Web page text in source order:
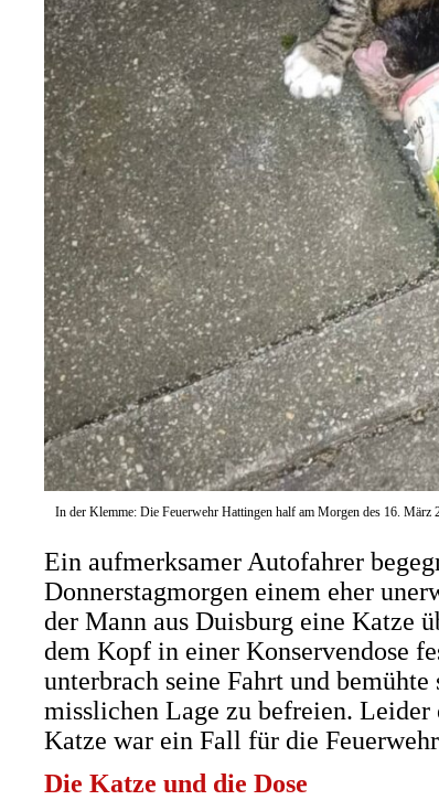
In der Klemme: Die Feuerwehr Hattingen half am Morgen des 16.
Ein aufmerksamer Autofahrer
Donnerstagmorgen einem eher
der Mann aus Duisburg eine Katze
dem Kopf in einer Konservendose
unterbrach seine Fahrt und
misslichen Lage zu befreien.
Katze war ein Fall für die
Die Katze und die Dose